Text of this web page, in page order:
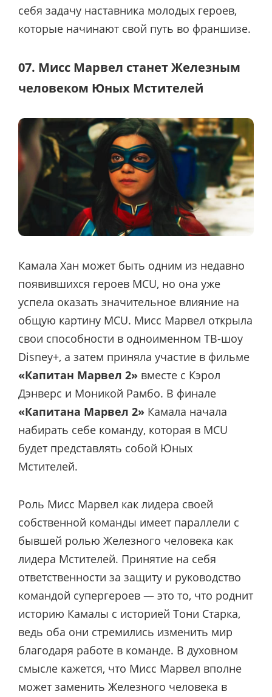
себя задачу наставника молодых героев,
которые начинают свой путь во франшизе.
07. Мисс Марвел станет Железным
человеком Юных Мстителей
Камала Хан может быть одним из недавно
появившихся героев MCU, но она уже
успела оказать значительное влияние на
общую картину MCU. Мисс Марвел открыла
свои способности в одноименном ТВ-шоу
Disney+, а затем приняла участие в фильме
«Капитан Марвел 2» вместе с Кэрол
Дэнверс и Моникой Рамбо. В финале
«Капитана Марвел 2» Камала начала
набирать себе команду, которая в MCU
будет представлять собой Юных
Мстителей.
Роль Мисс Марвел как лидера своей
собственной команды имеет параллели с
бывшей ролью Железного человека как
лидера Мстителей. Принятие на себя
ответственности за защиту и руководство
командой супергероев — это то, что роднит
историю Камалы с историей Тони Старка,
ведь оба они стремились изменить мир
благодаря работе в команде. В духовном
смысле кажется, что Мисс Марвел вполне
может заменить Железного человека в